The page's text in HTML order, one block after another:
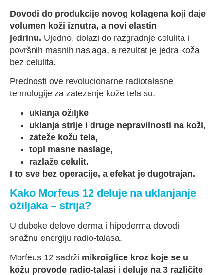
Dovodi do produkcije novog kolagena koji daje
volumen koži iznutra, a novi elastin
jedrinu. Ujedno, dolazi do razgradnje celulita i
površnih masnih naslaga, a rezultat je jedra koža
bez celulita.
Prednosti ove revolucionarne radiotalasne
tehnologije za zatezanje kože tela su:
uklanja ožiljke
uklanja strije i druge nepravilnosti na koži,
zateže kožu tela,
topi masne naslage,
razlaže celulit.
I to sve bez operacije, a efekat je dugotrajan.
Kako Morfeus 12 deluje na uklanjanje
ožiljaka – strija?
U duboke delove derma i hipoderma dovodi
snažnu energiju radio-talasa.
Morfeus 12 sadrži mikroiglice kroz koje se u
kožu provode radio-talasi i deluje na 3 različite